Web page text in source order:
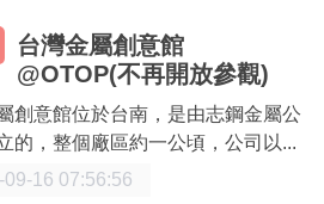
台灣金屬創意館
@OTOP(不再開放參觀)
創意館位於台南，是由志鋼金屬公
的，整個廠區約一公頃，公司以...
09-16 07:56:56